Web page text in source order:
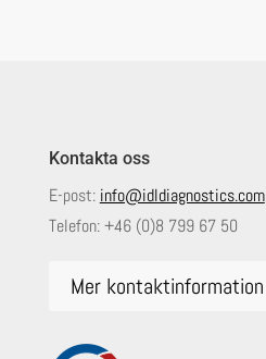
Kontakta oss
E-post: info@idldiagnostics.com
Telefon:+46 (0)8 799 67 50
Mer kontaktinformation